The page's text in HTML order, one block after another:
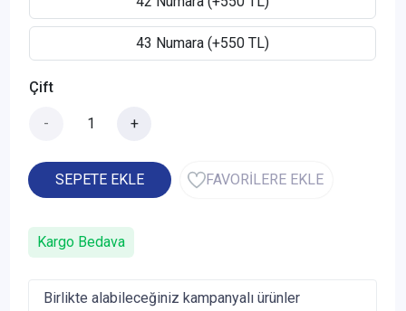
43 Numara (+550 TL)
Çift
- +
SEPETE EKLE FAVORİLERE EKLE
Kargo Bedava
Birlikte alabileceğiniz kampanyalı ürünler